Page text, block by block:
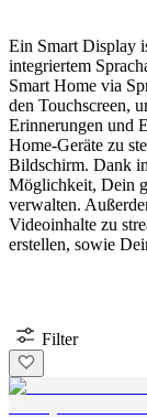
Ein Smart Display
integriertem
Smart Home via
den Touchscreen,
Erinnerungen und
Home-Geräte zu
Bildschirm. Dank
Möglichkeit, Dein
verwalten.
Videoinhalte zu
erstellen, sowie
Filter